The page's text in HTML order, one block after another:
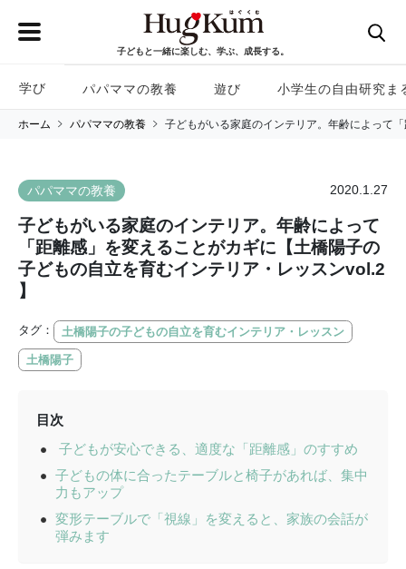
子どもと一緒に楽しむ、学ぶ、成長する。
学び パパママの教養 遊び 小学生の自由研究ま
ホーム パパママの教養 子どもがいる家庭のインテリア。年齢によって
パパママの教養 2020.1.27
子どもがいる家庭のインテリア。年齢によって
「距離感」を変えることがカギに【土橋陽子の
子どもの自立を育むインテリア・レッスンvol.2
】
タグ： 土橋陽子の子どもの自立を育むインテリア・レッスン
土橋陽子
目次
子どもが安心できる、適度な「距離感」のすすめ
子どもの体に合ったテーブルと椅子があれば、集中
力もアップ
変形テーブルで「視線」を変えると、家族の会話が
弾みます